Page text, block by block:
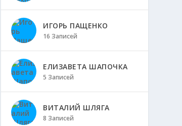
ИГОРЬ ПАЩЕНКО
16 Записей
ЕЛИЗАВЕТА ШАПОЧКА
5 Записей
ВИТАЛИЙ ШЛЯГА
8 Записей